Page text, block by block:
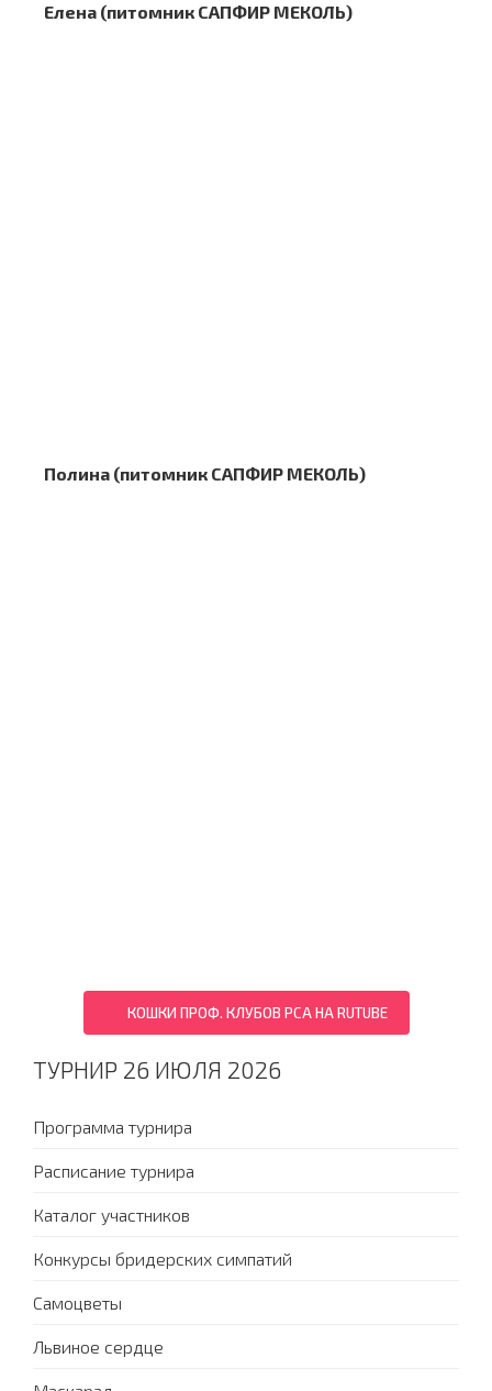
Елена (питомник САПФИР МЕКОЛЬ)
Полина (питомник САПФИР МЕКОЛЬ)
КОШКИ ПРОФ. КЛУБОВ PCA НА RUTUBE
ТУРНИР 26 ИЮЛЯ 2026
Программа турнира
Расписание турнира
Каталог участников
Конкурсы бридерских симпатий
Самоцветы
Львиное сердце